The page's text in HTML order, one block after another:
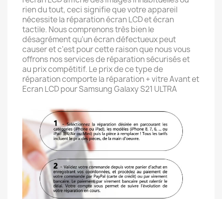
rien du tout, ceci signifie que votre appareil
nécessite la réparation écran LCD et écran
tactile. Nous comprenons très bien le
désagrément qu'un écran défectueux peut
causer et c'est pour cette raison que nous vous
offrons nos services de réparation sécurisés et
au prix compétitif. Le prix de ce type de
réparation comporte la réparation + vitre Avant et
Ecran LCD pour Samsung Galaxy S21 ULTRA